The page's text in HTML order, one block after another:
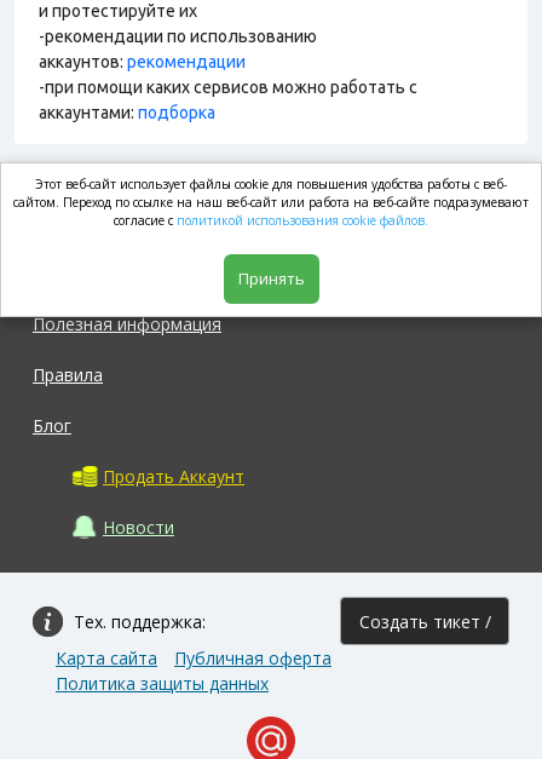
и протестируйте их
-рекомендации по использованию
аккаунтов: рекомендации
-при помощи каких сервисов можно работать с
аккаунтами: подборка
market.com
Полезная информация
Правила
Блог
Продать Аккаунт
Новости
Тех. поддержка: Создать тикет /
Карта сайта
Публичная оферта
Политика защиты данных
Этот веб-сайт использует файлы cookie для повышения удобства работы с веб-
сайтом. Переход по ссылке на наш веб-сайт или работа на веб-сайте подразумевают
согласие с политикой использования cookie файлов.
Принять